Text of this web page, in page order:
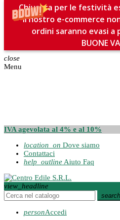
Chiusura per le festività
Il nostro e-commerce
ordini saranno evasi a
BUONE
close
Menu
IVA agevolata al 4% e al 10%
location_on Dove siamo
Contattaci
help_outline Aiuto Faq
view_headline
search
personAccedi